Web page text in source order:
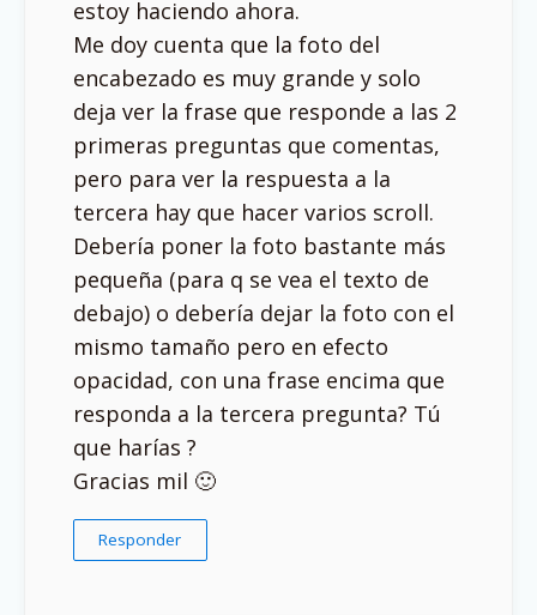
estoy haciendo ahora.
Me doy cuenta que la foto del
encabezado es muy grande y solo
deja ver la frase que responde a las 2
primeras preguntas que comentas,
pero para ver la respuesta a la
tercera hay que hacer varios scroll.
Debería poner la foto bastante más
pequeña (para q se vea el texto de
debajo) o debería dejar la foto con el
mismo tamaño pero en efecto
opacidad, con una frase encima que
responda a la tercera pregunta? Tú
que harías ?
Gracias mil 🙂
Responder